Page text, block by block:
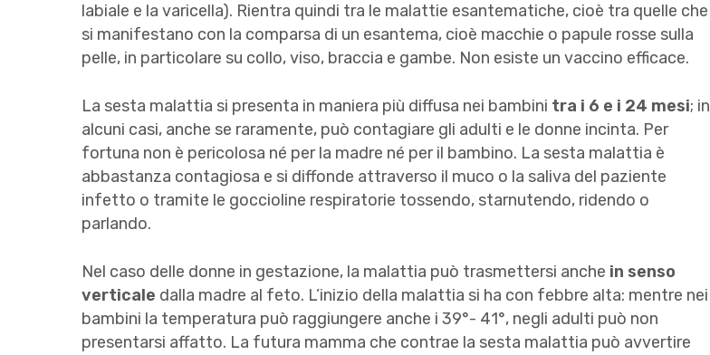
labiale e la varicella). Rientra quindi tra le malattie esantematiche, cioè tra quelle che
si manifestano con la comparsa di un esantema, cioè macchie o papule rosse sulla
pelle, in particolare su collo, viso, braccia e gambe. Non esiste un vaccino efficace.
La sesta malattia si presenta in maniera più diffusa nei bambini tra i 6 e i 24 mesi; in
alcuni casi, anche se raramente, può contagiare gli adulti e le donne incinta. Per
fortuna non è pericolosa né per la madre né per il bambino. La sesta malattia è
abbastanza contagiosa e si diffonde attraverso il muco o la saliva del paziente
infetto o tramite le goccioline respiratorie tossendo, starnutendo, ridendo o
parlando.
Nel caso delle donne in gestazione, la malattia può trasmettersi anche in senso
verticale dalla madre al feto. L’inizio della malattia si ha con febbre alta: mentre nei
bambini la temperatura può raggiungere anche i 39°- 41°, negli adulti può non
presentarsi affatto. La futura mamma che contrae la sesta malattia può avvertire